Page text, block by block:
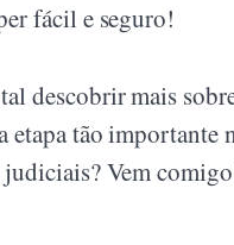
fácil e seguro!
descobrir mais
etapa tão importante
Vem